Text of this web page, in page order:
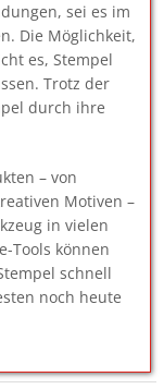
sei es im
Die Möglichkeit,
es, Stempel
Trotz der
durch ihre
– von
Motiven –
in vielen
Tools können
schnell
noch heute